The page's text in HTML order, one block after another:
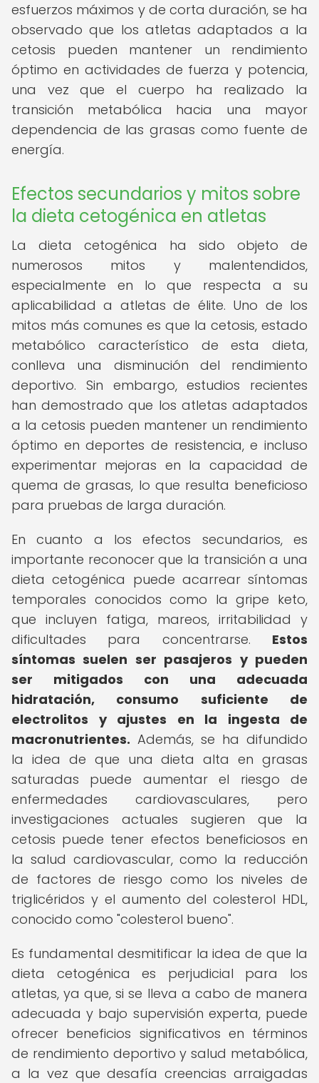
esfuerzos máximos y de corta duración, se ha
observado que los atletas adaptados a la
cetosis pueden mantener un rendimiento
óptimo en actividades de fuerza y potencia,
una vez que el cuerpo ha realizado la
transición metabólica hacia una mayor
dependencia de las grasas como fuente de
energía.
Efectos secundarios y mitos sobre
la dieta cetogénica en atletas
La dieta cetogénica ha sido objeto de
numerosos mitos y malentendidos,
especialmente en lo que respecta a su
aplicabilidad a atletas de élite. Uno de los
mitos más comunes es que la cetosis, estado
metabólico característico de esta dieta,
conlleva una disminución del rendimiento
deportivo. Sin embargo, estudios recientes
han demostrado que los atletas adaptados
a la cetosis pueden mantener un rendimiento
óptimo en deportes de resistencia, e incluso
experimentar mejoras en la capacidad de
quema de grasas, lo que resulta beneficioso
para pruebas de larga duración.
En cuanto a los efectos secundarios, es
importante reconocer que la transición a una
dieta cetogénica puede acarrear síntomas
temporales conocidos como la gripe keto,
que incluyen fatiga, mareos, irritabilidad y
dificultades para concentrarse. Estos
síntomas suelen ser pasajeros y pueden
ser mitigados con una adecuada
hidratación, consumo suficiente de
electrolitos y ajustes en la ingesta de
macronutrientes. Además, se ha difundido
la idea de que una dieta alta en grasas
saturadas puede aumentar el riesgo de
enfermedades cardiovasculares, pero
investigaciones actuales sugieren que la
cetosis puede tener efectos beneficiosos en
la salud cardiovascular, como la reducción
de factores de riesgo como los niveles de
triglicéridos y el aumento del colesterol HDL,
conocido como "colesterol bueno".
Es fundamental desmitificar la idea de que la
dieta cetogénica es perjudicial para los
atletas, ya que, si se lleva a cabo de manera
adecuada y bajo supervisión experta, puede
ofrecer beneficios significativos en términos
de rendimiento deportivo y salud metabólica,
a la vez que desafía creencias arraigadas